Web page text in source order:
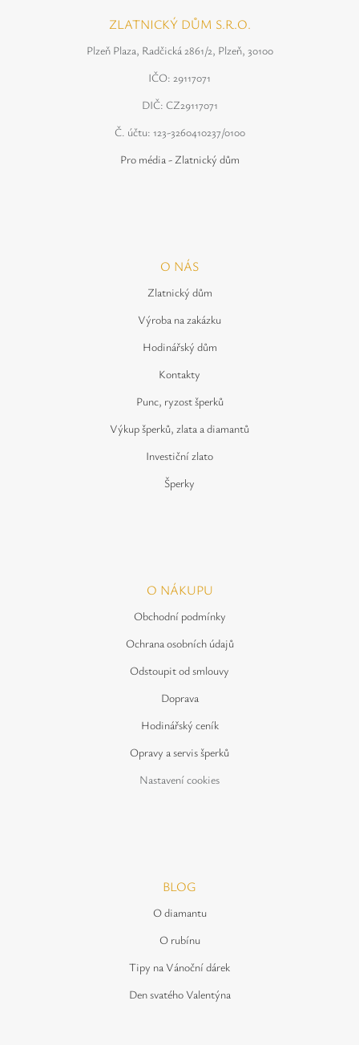
ZLATNICKÝ DŮM S.R.O.
Plzeň Plaza, Radčická 2861/2, Plzeň, 30100
IČO: 29117071
DIČ: CZ29117071
Č. účtu: 123-3260410237/0100
Pro média - Zlatnický dům
O NÁS
Zlatnický dům
Výroba na zakázku
Hodinářský dům
Kontakty
Punc, ryzost šperků
Výkup šperků, zlata a diamantů
Investiční zlato
Šperky
O NÁKUPU
Obchodní podmínky
Ochrana osobních údajů
Odstoupit od smlouvy
Doprava
Hodinářský ceník
Opravy a servis šperků
Nastavení cookies
BLOG
O diamantu
O rubínu
Tipy na Vánoční dárek
Den svatého Valentýna